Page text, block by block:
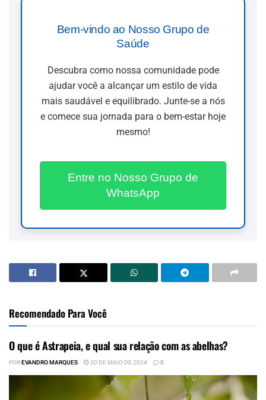
Bem-vindo ao Nosso Grupo de
Saúde
Descubra como nossa comunidade pode
ajudar você a alcançar um estilo de vida
mais saudável e equilibrado. Junte-se a nós
e comece sua jornada para o bem-estar hoje
mesmo!
Entre no Nosso Grupo de
WhatsApp
Recomendado Para Você
O que é Astrapeia, e qual sua relação com as abelhas?
POREVANDRO MARQUES 20 DE MAIO DE 2024 0